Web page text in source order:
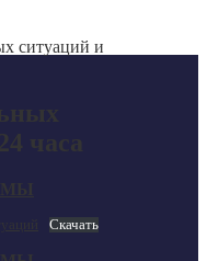
ситуаций и
Скачать